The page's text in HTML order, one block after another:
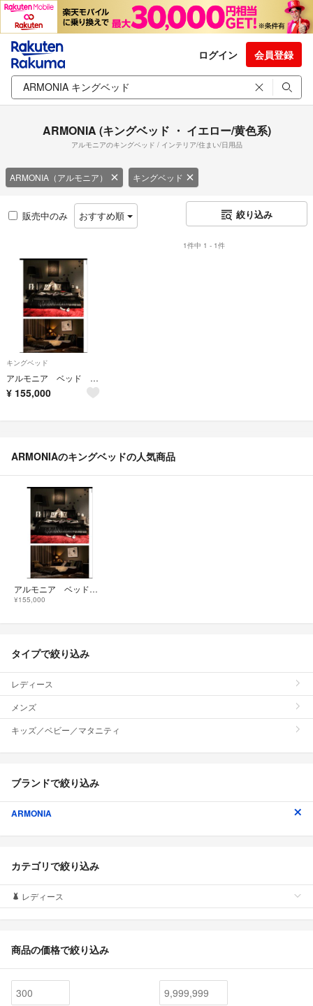
ログイン 会員登録
ARMONIA (キングベッド ・ イエロー/黄色系)
アルモニアのキングベッド / インテリア/住まい/日用品
ARMONIA（アルモニア） キングベッド
販売中のみ おすすめ順 絞り込み
1件中 1 - 1件
キングベッド
アルモニア ベッド キング ベッドフレーム 高級
¥ 155,000
ARMONIAのキングベッドの人気商品
アルモニア ベッド キング ベッドフレーム 高級
¥155,000
タイプで絞り込み
レディース
メンズ
キッズ／ベビー／マタニティ
ブランドで絞り込み
ARMONIA
カテゴリで絞り込み
レディース
商品の価格で絞り込み